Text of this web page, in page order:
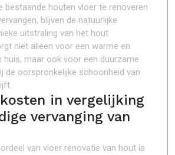
bestaande houten vloer te renoveren
blijven de natuurlijke
uitstraling van het hout
niet alleen voor een warme en
huis, maar ook voor een duurzame
de oorspronkelijke schoonheid van
in vergelijking
vervanging van
van vloer renovatie van hout is